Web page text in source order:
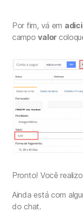
Por fim, vá em
campovalor
Pronto! Você
Ainda está com
do chat.